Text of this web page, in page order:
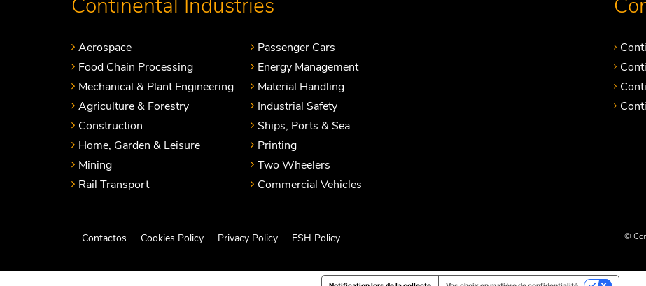
Continental Industries
Aerospace
Food Chain Processing
Mechanical & Plant Engineering
Agriculture & Forestry
Construction
Home, Garden & Leisure
Mining
Rail Transport
Passenger Cars
Energy Management
Material Handling
Industrial Safety
Ships, Ports & Sea
Printing
Two Wheelers
Commercial Vehicles
Contactos Cookies Policy Privacy Policy ESH Policy ©